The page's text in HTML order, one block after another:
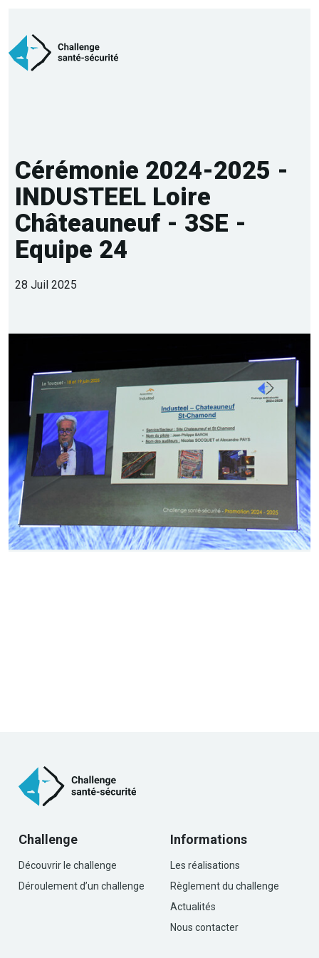
Cérémonie 2024-2025 -
INDUSTEEL Loire
Châteauneuf - 3SE -
Equipe 24
28 Juil 2025
Challenge
Découvrir le challenge
Déroulement d’un challenge
Informations
Les réalisations
Règlement du challenge
Actualités
Nous contacter